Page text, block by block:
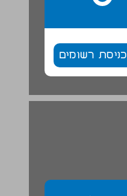
כניסת רשומים